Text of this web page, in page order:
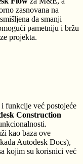
zasnovana na
da smanji
pametniju i bržu
projekta.
funkcije već postojeće
Construction
kao baza ove
Autodesk Docs),
kojim su korisnici već